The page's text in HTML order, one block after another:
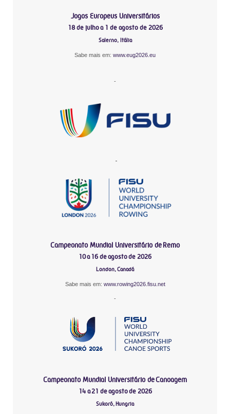
Jogos Europeus Universitários
18 de julho a 1 de agosto de 2026
Salerno, Itália
Sabe mais em: www.eug2026.eu
-
-
Campeonato Mundial Universitário de Remo
10 a 16 de agosto de 2026
London, Canadá
Sabe mais em: www.rowing2026.fisu.net
-
Campeonato Mundial Universitário de Canoagem
14 a 21 de agosto de 2026
Sukoró, Hungria